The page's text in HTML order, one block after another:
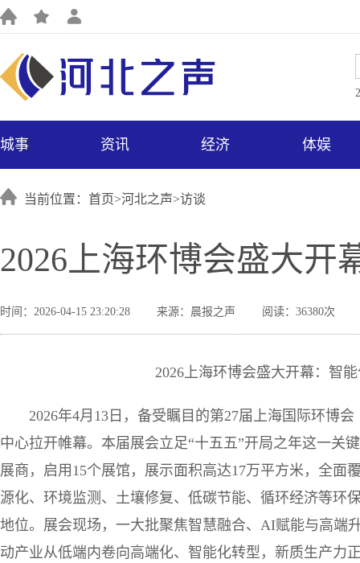
城事 资讯 经济 体娱
当前位置：首页>河北之声>访谈
2026上海环博会盛大开
时间：2026-04-15 23:20:28 来源：晨报之声 阅读：36380次
2026上海环博会盛大开幕：智
2026年4月13日，备受瞩目的第27届上海国际环博
中心拉开帷幕。本届展会立足“十五五”开局之年这一关
展商，启用15个展馆，展示面积高达17万平方米，全面
源化、环境监测、土壤修复、低碳节能、循环经济等环
地位。展会现场，一大批聚焦智慧融合、AI赋能与高端
动产业从低端内卷向高端化、智能化转型，新质生产力